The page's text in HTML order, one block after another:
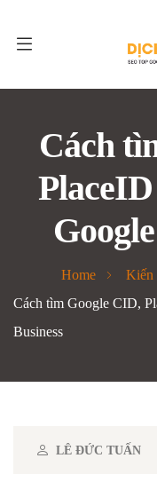
Cách
Home Kiến
Cách tìm Google CID,
Business
LÊ ĐỨC TUẤN